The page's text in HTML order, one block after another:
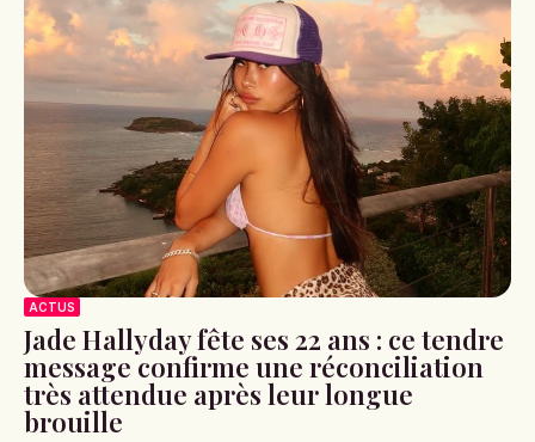
ACTUS
Jade Hallyday fête ses 22 ans : ce tendre
message confirme une réconciliation
très attendue après leur longue
brouille